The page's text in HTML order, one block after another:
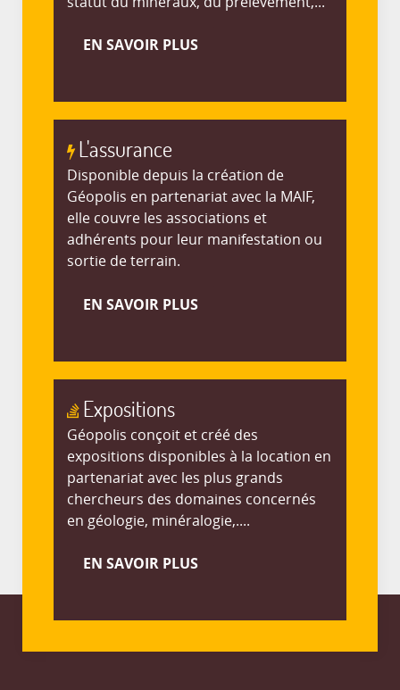
EN SAVOIR PLUS
L'assurance
Disponible depuis la création de
Géopolis en partenariat avec la MAIF,
elle couvre les associations et
adhérents pour leur manifestation ou
sortie de terrain.
EN SAVOIR PLUS
Expositions
Géopolis conçoit et créé des
expositions disponibles à la location en
partenariat avec les plus grands
chercheurs des domaines concernés
en géologie, minéralogie,....
EN SAVOIR PLUS